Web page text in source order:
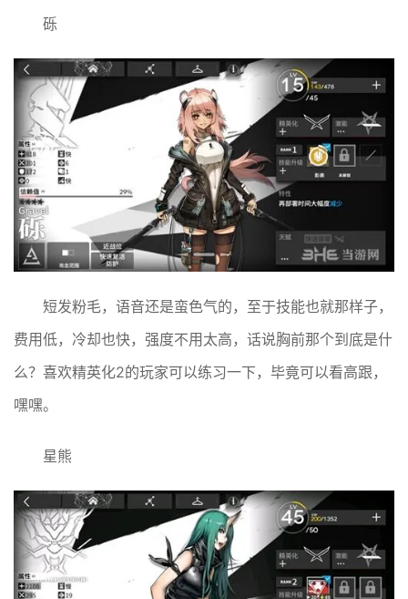
砾
短发粉毛，语音还是蛮色气的，至于技能也就那样子，
费用低，冷却也快，强度不用太高，话说胸前那个到底是什
么？喜欢精英化2的玩家可以练习一下，毕竟可以看高跟，
嘿嘿。
星熊